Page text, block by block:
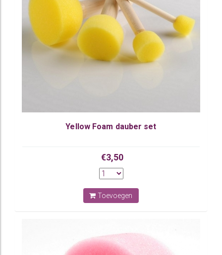
Yellow Foam dauber set
€3,50
Toevoegen